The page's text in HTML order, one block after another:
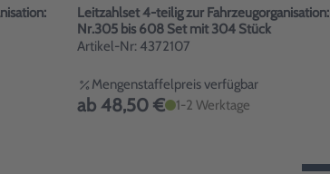
Leitzahlset 4-teilig zur Fahrzeugorganisation:
Nr.305 bis 608 Set mit 304 Stück
Artikel-Nr: 4372107
Mengenstaffelpreis verfügbar
ab 48,50 € 1-2 Werktage